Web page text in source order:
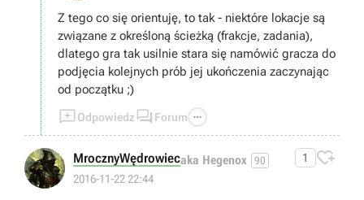
Z tego co się orientuję, to tak - niektóre lokacje są
związane z określoną ścieżką (frakcje, zadania),
dlatego gra tak usilnie stara się namówić gracza do
podjęcia kolejnych prób jej ukończenia zaczynając
od początku ;)
Odpowiedz  Forum 
MrocznyWędrowiecaka Hegenox 90
2016-11-22 22:44
1 